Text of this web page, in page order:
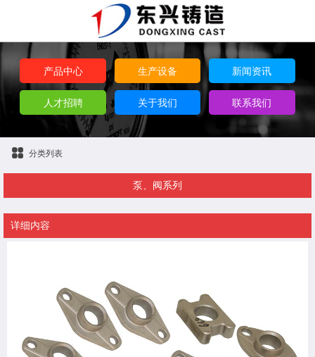
产品中心 生产设备 新闻资讯
人才招聘 关于我们 联系我们
分类列表
泵、阀系列
详细内容